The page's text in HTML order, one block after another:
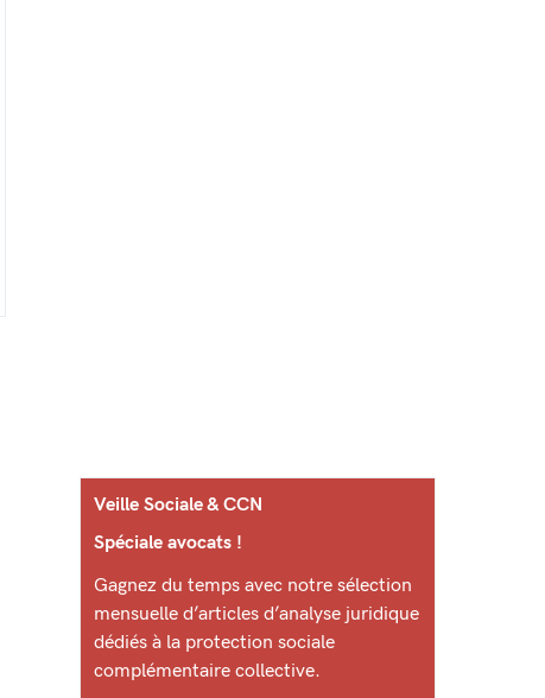
Veille Sociale & CCN
Spéciale avocats !
Gagnez du temps avec notre sélection
mensuelle d’articles d’analyse juridique
dédiés à la protection sociale
complémentaire collective.